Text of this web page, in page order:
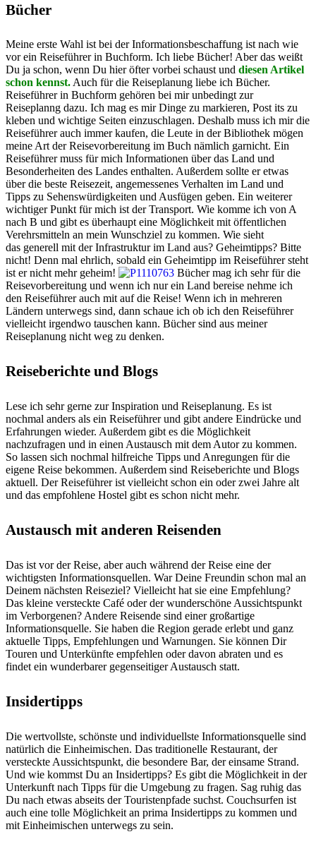
Bücher
Meine erste Wahl ist bei der Informationsbeschaffung ist nach wie
vor ein Reiseführer in Buchform. Ich liebe Bücher! Aber das weißt
Du ja schon, wenn Du hier öfter vorbei schaust und diesen Artikel
schon kennst.Auch für die Reiseplanung liebe ich Bücher.
Reiseführer in Buchform gehören bei mir unbedingt zur
Reiseplanng dazu. Ich mag es mir Dinge zu markieren, Post its zu
kleben und wichtige Seiten einzuschlagen. Deshalb muss ich mir die
Reiseführer auch immer kaufen, die Leute in der Bibliothek mögen
meine Art der Reisevorbereitung im Buch nämlich garnicht. Ein
Reiseführer muss für mich Informationen über das Land und
Besonderheiten des Landes enthalten. Außerdem sollte er etwas
über die beste Reisezeit, angemessenes Verhalten im Land und
Tipps zu Sehenswürdigkeiten und Ausfügen geben. Ein weiterer
wichtiger Punkt für mich ist der Transport. Wie komme ich von A
nach B und gibt es überhaupt eine Möglichkeit mit öffentlichen
Verehrsmitteln an mein Wunschziel zu kommen. Wie sieht
das generell mit der Infrastruktur im Land aus? Geheimtipps? Bitte
nicht! Denn mal ehrlich, sobald ein Geheimtipp im Reiseführer steht
ist er nicht mehr geheim!
Bücher mag ich sehr für die
Reisevorbereitung und wenn ich nur ein Land bereise nehme ich
den Reiseführer auch mit auf die Reise! Wenn ich in mehreren
Ländern unterwegs sind, dann schaue ich ob ich den Reiseführer
vielleicht irgendwo tauschen kann. Bücher sind aus meiner
Reiseplanung nicht weg zu denken.
Reiseberichte und Blogs
Lese ich sehr gerne zur Inspiration und Reiseplanung. Es ist
nochmal anders als ein Reiseführer und gibt andere Eindrücke und
Erfahrungen wieder. Außerdem gibt es die Möglichkeit
nachzufragen und in einen Austausch mit dem Autor zu kommen.
So lassen sich nochmal hilfreiche Tipps und Anregungen für die
eigene Reise bekommen. Außerdem sind Reiseberichte und Blogs
aktuell. Der Reiseführer ist vielleicht schon ein oder zwei Jahre alt
und das empfohlene Hostel gibt es schon nicht mehr.
Austausch mit anderen Reisenden
Das ist vor der Reise, aber auch während der Reise eine der
wichtigsten Informationsquellen. War Deine Freundin schon mal an
Deinem nächsten Reiseziel? Vielleicht hat sie eine Empfehlung?
Das kleine versteckte Café oder der wunderschöne Aussichtspunkt
im Verborgenen? Andere Reisende sind einer großartige
Informationsquelle. Sie haben die Region gerade erlebt und ganz
aktuelle Tipps, Empfehlungen und Warnungen. Sie können Dir
Touren und Unterkünfte empfehlen oder davon abraten und es
findet ein wunderbarer gegenseitiger Austausch statt.
Insidertipps
Die wertvollste, schönste und individuellste Informationsquelle sind
natürlich die Einheimischen. Das traditionelle Restaurant, der
versteckte Aussichtspunkt, die besondere Bar, der einsame Strand.
Und wie kommst Du an Insidertipps? Es gibt die Möglichkeit in der
Unterkunft nach Tipps für die Umgebung zu fragen. Sag ruhig das
Du nach etwas abseits der Touristenpfade suchst. Couchsurfen ist
auch eine tolle Möglichkeit an prima Insidertipps zu kommen und
mit Einheimischen unterwegs zu sein.